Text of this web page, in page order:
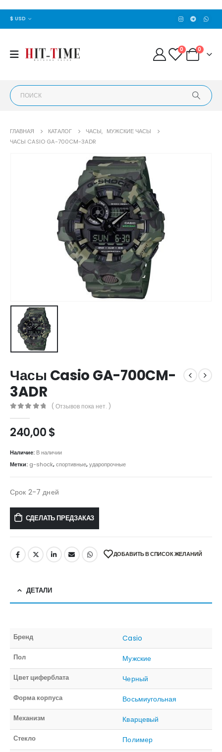
$ USD
0 0
ГЛАВНАЯ КАТАЛОГ ЧАСЫ, МУЖСКИЕ ЧАСЫ
ЧАСЫ CASIO GA-700CM-3ADR
Часы Casio GA-700CM-
3ADR
( Отзывов пока нет. )
240,00$
Наличие: В наличии
Метки: g-shock,спортивные,ударопрочные
Срок 2-7 дней
СДЕЛАТЬ ПРЕДЗАКАЗ
ДОБАВИТЬ В СПИСОК ЖЕЛАНИЙ
ДЕТАЛИ
Бренд Casio
Пол Мужские
Цвет циферблата Черный
Форма корпуса Восьмиугольная
Механизм Кварцевый
Стекло Полимер